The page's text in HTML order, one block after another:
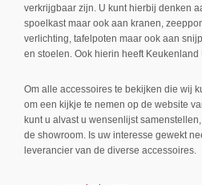
verkrijgbaar zijn. U kunt hierbij denken
spoelkast maar ook aan kranen,
verlichting, tafelpoten maar ook aan
en stoelen. Ook hierin heeft
Om alle accessoires te bekijken die wij
om een kijkje te nemen op de website
kunt u alvast u wensenlijst
de showroom. Is uw interesse gewekt
leverancier van de diverse accessoires.